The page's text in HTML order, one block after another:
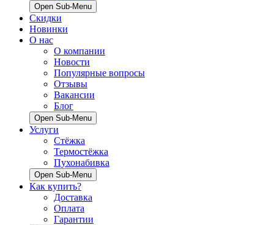
Open Sub-Menu
Скидки
Новинки
О нас
О компании
Новости
Популярные вопросы
Отзывы
Вакансии
Блог
Open Sub-Menu
Услуги
Стёжка
Термостёжка
Пухонабивка
Open Sub-Menu
Как купить?
Доставка
Оплата
Гарантии